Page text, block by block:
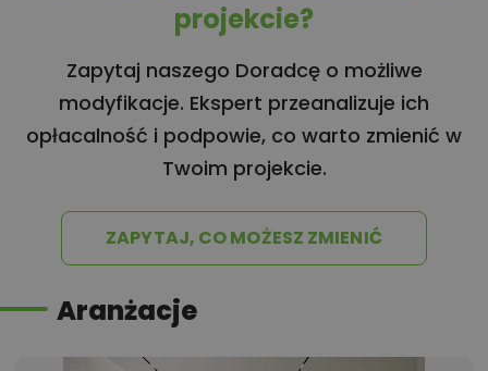
projekcie?
Zapytaj naszego Doradcę o możliwe
modyfikacje. Ekspert przeanalizuje ich
opłacalność i podpowie, co warto zmienić w
Twoim projekcie.
ZAPYTAJ, CO MOŻESZ ZMIENIĆ
Aranżacje